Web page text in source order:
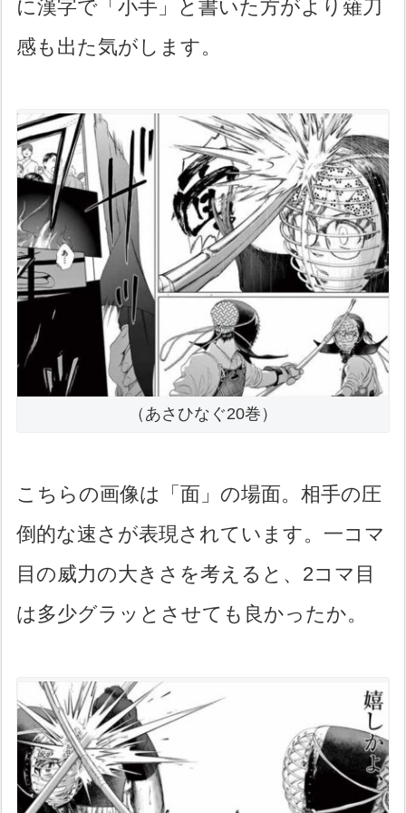
に漢字で「小手」と書いた方がより薙刀
感も出た気がします。
（あさひなぐ20巻）
こちらの画像は「面」の場面。相手の圧
倒的な速さが表現されています。一コマ
目の威力の大きさを考えると、2コマ目
は多少グラッとさせても良かったか。